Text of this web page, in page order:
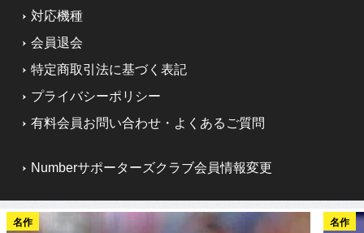
対応機種
会員退会
特定商取引法に基づく表記
プライバシーポリシー
有料会員お問い合わせ・よくあるご質問
Numberサポーターズクラブ会員情報変更
名作 名作